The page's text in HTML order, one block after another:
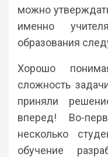
можно
именно
образования
Хорошо
сложность
приняли
вперед! Во-
несколько
обучение